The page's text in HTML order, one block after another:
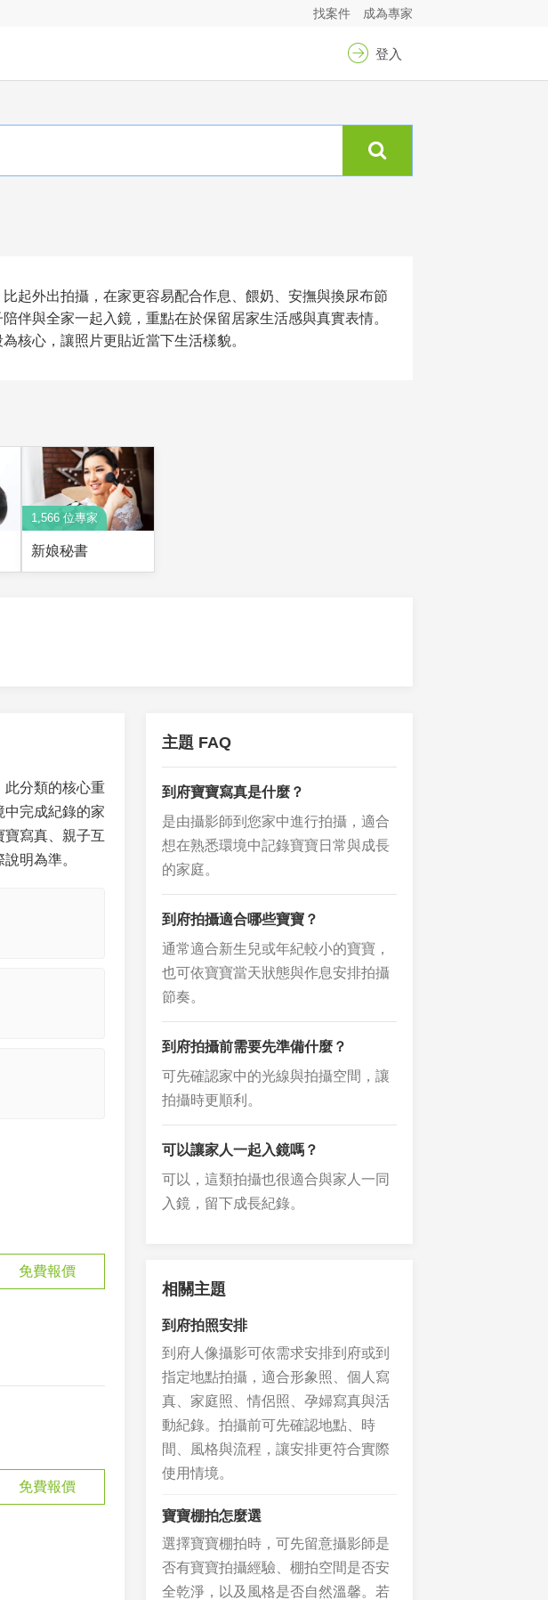
成為專家
找案件
登入
起外出拍攝，在家更容易配合作息、餵奶、安撫與換尿布節
伴與全家一起入鏡，重點在於保留居家生活感與真實表情。
核心，讓照片更貼近當下生活樣貌。
1,566 位專家
新娘秘書
此分類的核心重
完成紀錄的家
寶寫真、親子互
明為準。
免費報價
免費報價
主題 FAQ
到府寶寶寫真是什麼？
是由攝影師到您家中進行拍攝，適合
想在熟悉環境中記錄寶寶日常與成長
的家庭。
到府拍攝適合哪些寶寶？
通常適合新生兒或年紀較小的寶寶，
也可依寶寶當天狀態與作息安排拍攝
節奏。
到府拍攝前需要先準備什麼？
可先確認家中的光線與拍攝空間，讓
拍攝時更順利。
可以讓家人一起入鏡嗎？
可以，這類拍攝也很適合與家人一同
入鏡，留下成長紀錄。
相關主題
到府拍照安排
到府人像攝影可依需求安排到府或到
指定地點拍攝，適合形象照、個人寫
真、家庭照、情侶照、孕婦寫真與活
動紀錄。拍攝前可先確認地點、時
間、風格與流程，讓安排更符合實際
使用情境。
寶寶棚拍怎麼選
選擇寶寶棚拍時，可先留意攝影師是
否有寶寶拍攝經驗、棚拍空間是否安
全乾淨，以及風格是否自然溫馨。若